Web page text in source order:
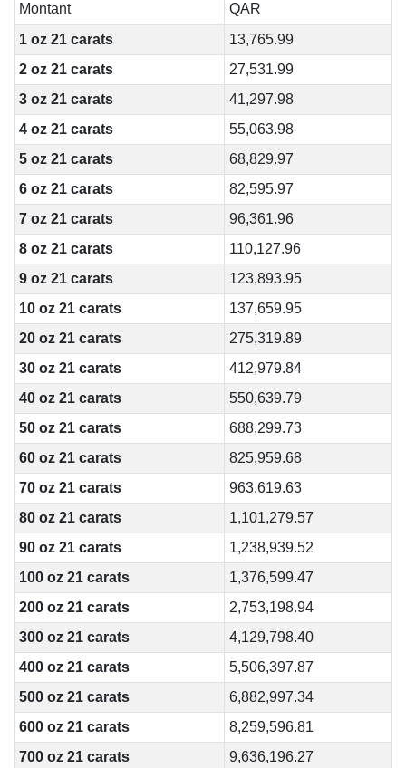
Montant
QAR
1 oz 21 carats
13,765.99
2 oz 21 carats
27,531.99
3 oz 21 carats
41,297.98
4 oz 21 carats
55,063.98
5 oz 21 carats
68,829.97
6 oz 21 carats
82,595.97
7 oz 21 carats
96,361.96
8 oz 21 carats
110,127.96
9 oz 21 carats
123,893.95
10 oz 21 carats
137,659.95
20 oz 21 carats
275,319.89
30 oz 21 carats
412,979.84
40 oz 21 carats
550,639.79
50 oz 21 carats
688,299.73
60 oz 21 carats
825,959.68
70 oz 21 carats
963,619.63
80 oz 21 carats
1,101,279.57
90 oz 21 carats
1,238,939.52
100 oz 21 carats
1,376,599.47
200 oz 21 carats
2,753,198.94
300 oz 21 carats
4,129,798.40
400 oz 21 carats
5,506,397.87
500 oz 21 carats
6,882,997.34
600 oz 21 carats
8,259,596.81
700 oz 21 carats
9,636,196.27